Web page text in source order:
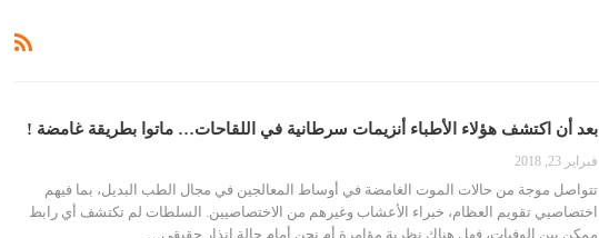
بعد أن اكتشف هؤلاء الأطباء أنزيمات سرطانية في اللقاحات… ماتوا بطريقة غامضة !
فبراير 23, 2018
تتواصل موجة من حالات الموت الغامضة في أوساط المعالجين في مجال الطب البديل، بما فيهم
اختصاصيي تقويم العظام، خبراء الأعشاب وغيرهم من الاختصاصيين. السلطات لم تكتشف أي رابط
ممكن بين الوفيات، فهل هناك نظرية مؤامرة أم نحن أمام حالة إنذار حقيقي…